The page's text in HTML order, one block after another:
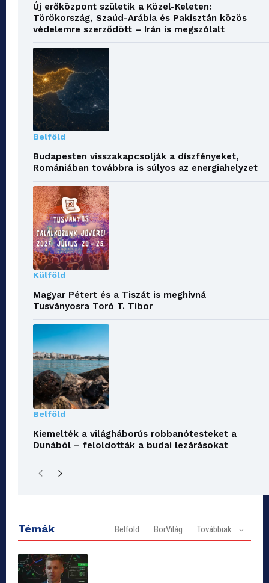
Új erőközpont születik a Közel-Keleten:
Törökország, Szaúd-Arábia és Pakisztán közös
védelemre szerződött – Irán is megszólalt
Belföld
Budapesten visszakapcsolják a díszfényeket,
Romániában továbbra is súlyos az energiahelyzet
Külföld
Magyar Pétert és a Tiszát is meghívná
Tusványosra Toró T. Tibor
Belföld
Kiemelték a világháborús robbanótesteket a
Dunából – feloldották a budai lezárásokat
Témák Belföld BorVilág Továbbiak